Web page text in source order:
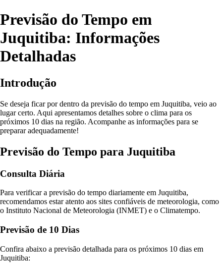
Previsão do Tempo em
Juquitiba: Informações
Detalhadas
Introdução
Se deseja ficar por dentro da previsão do tempo em Juquitiba, veio ao
lugar certo. Aqui apresentamos detalhes sobre o clima para os
próximos 10 dias na região. Acompanhe as informações para se
preparar adequadamente!
Previsão do Tempo para Juquitiba
Consulta Diária
Para verificar a previsão do tempo diariamente em Juquitiba,
recomendamos estar atento aos sites confiáveis de meteorologia, como
o Instituto Nacional de Meteorologia (INMET) e o Climatempo.
Previsão de 10 Dias
Confira abaixo a previsão detalhada para os próximos 10 dias em
Juquitiba: